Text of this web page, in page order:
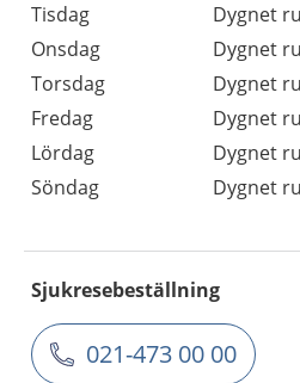
Tisdag
Dygnet
Onsdag
Dygnet
Torsdag
Dygnet
Fredag
Dygnet
Lördag
Dygnet
Söndag
Dygnet
Sjukresebeställning
021-473 00 00